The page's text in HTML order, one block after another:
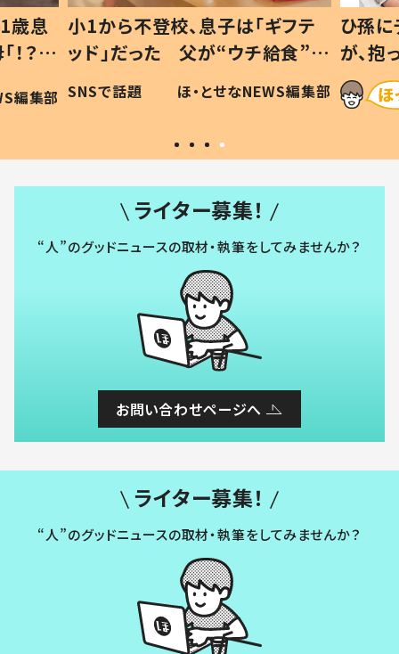
歳息
？」
編集部
小1から不登校、息子は「ギフテ
ッド」だった 父が“ウチ給食”を
作り続ける理由とは #令和の親
#令和の子
SNSで話題 ほ・とせなNEWS編集部
ひ孫
が、
「涙が
い」
ライター募集！
“人”のグッドニュースの取材・執筆をしてみませんか？
お問い合わせページへ
ライター募集！
“人”のグッドニュースの取材・執筆をしてみませんか？